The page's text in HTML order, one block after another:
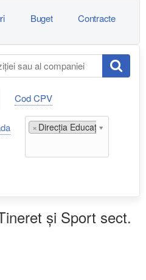
Buget Contracte
Cod CPV
× Direcţia Educaţie, Tineret
şi Sport sect.